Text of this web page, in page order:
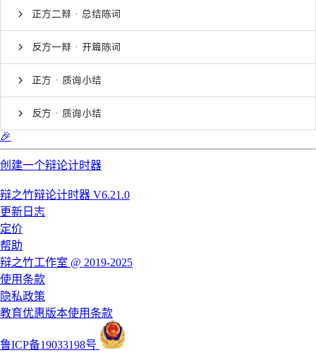
正方二辩 · 总结陈词
反方一辩 · 开篇陈词
正方 · 质询小结
反方 · 质询小结
🎉
创建一个辩论计时器
辩之竹辩论计时器 V6.21.0
更新日志
定价
帮助
辩之竹工作室 @ 2019-2025
使用条款
隐私政策
教育优惠版本使用条款
鲁ICP备19033198号